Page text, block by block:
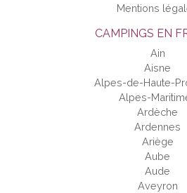
CAMPINGS EN
Ain
Aisne
Alpes-de-Haute-
Alpes-
Ardèche
Ardennes
Ariège
Aube
Aude
Aveyron
Mentions